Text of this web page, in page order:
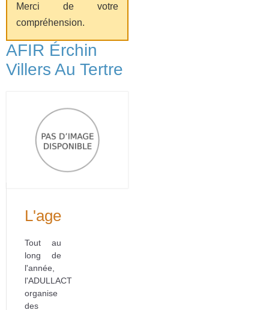
Merci de votre
compréhension.
AFIR Érchin
Villers Au Tertre
L'agenda
Tout au
long de
l'année,
l'ADULLACT
organise
des